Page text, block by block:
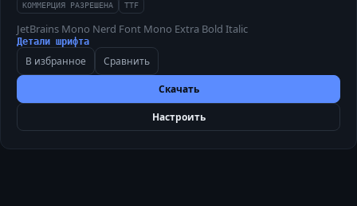
КОММЕРЦИЯ РАЗРЕШЕНА TTF
JetBrains Mono Nerd Font Mono Extra Bold Italic
Детали шрифта
В избранное Сравнить
Скачать
Настроить